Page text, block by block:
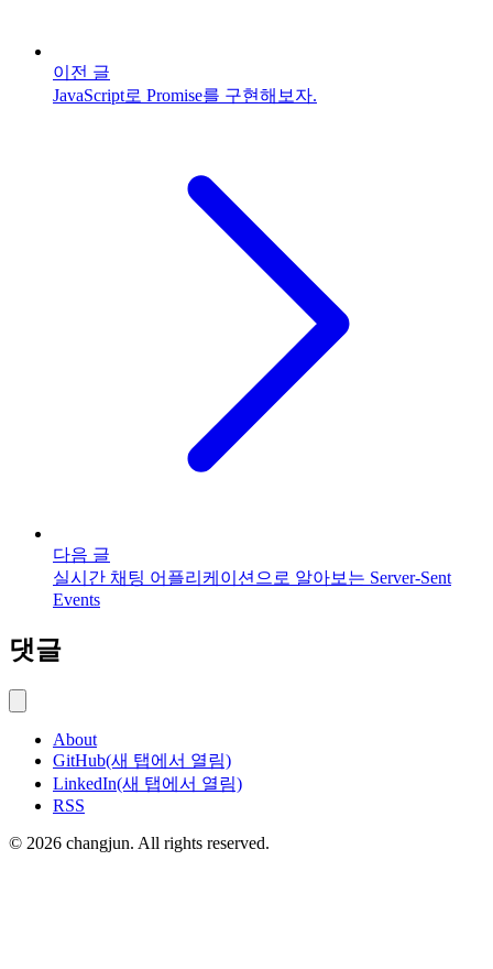
이전 글
JavaScript로 Promise를 구현해보자.
다음 글
실시간 채팅 어플리케이션으로 알아보는 Server-Sent
Events
댓글
About
GitHub(새 탭에서 열림)
LinkedIn(새 탭에서 열림)
RSS
© 2026 changjun. All rights reserved.